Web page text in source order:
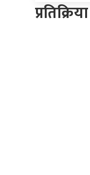
प्रतिक्रिया